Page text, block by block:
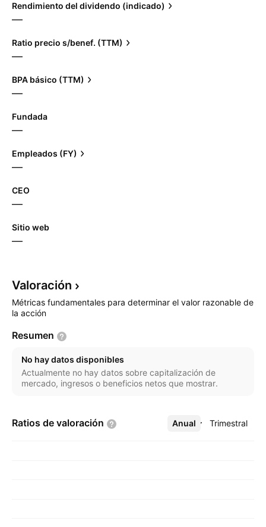
Rendimiento del dividendo (indicado)
—
Ratio precio s/benef. (TTM)
—
BPA básico (TTM)
—
Fundada
—
Empleados (FY)
—
CEO
—
Sitio web
—
Valoración
Métricas fundamentales para determinar el valor razonable de
la acción
Resumen
No hay datos disponibles
Actualmente no hay datos sobre capitalización de
mercado, ingresos o beneficios netos que mostrar.
Ratios de valoración Anual Trimestral
Más